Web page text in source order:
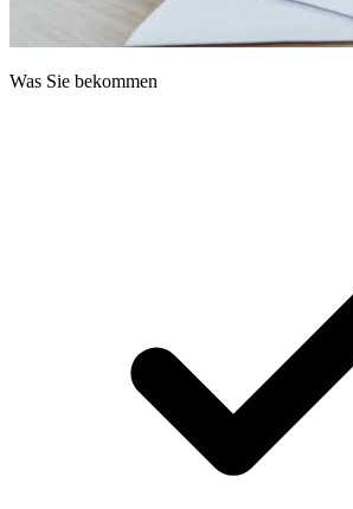
Was Sie bekommen